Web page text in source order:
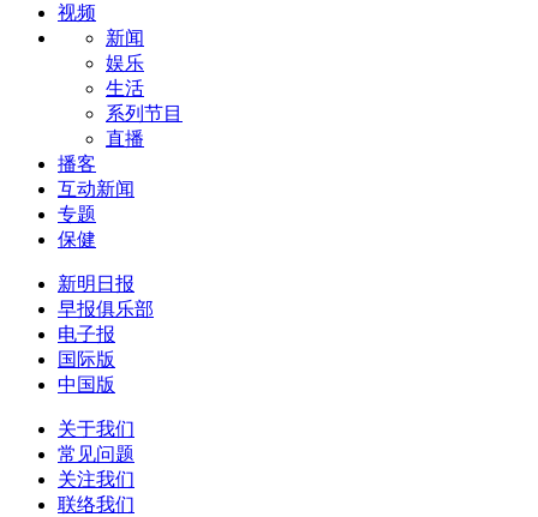
视频
新闻
娱乐
生活
系列节目
直播
播客
互动新闻
专题
保健
新明日报
早报俱乐部
电子报
国际版
中国版
关于我们
常见问题
关注我们
联络我们